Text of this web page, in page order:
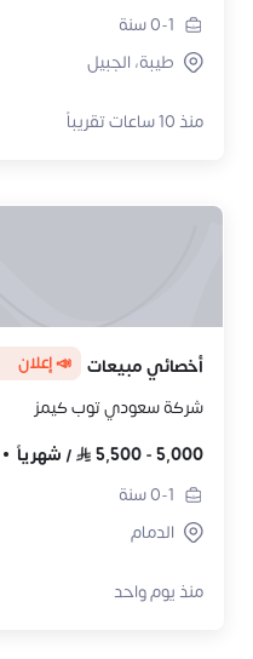
0-1سنة
طيبة، الجبيل
منذ 10 ساعات تقريباً
أخصائي مبيعات 📣 إعلان
شركة سعودي توب كيمز
5,000
-
5,500
/ شهرياً
0-1سنة
الدمام
منذ يوم واحد